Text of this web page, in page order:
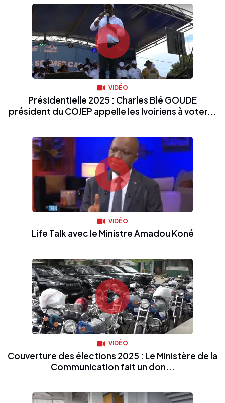
VIDÉO
Présidentielle 2025 : Charles Blé GOUDE
président du COJEP appelle les Ivoiriens à voter...
VIDÉO
Life Talk avec le Ministre Amadou Koné
VIDÉO
Couverture des élections 2025 : Le Ministère de la
Communication fait un don...